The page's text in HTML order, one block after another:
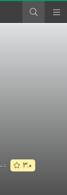
۳.۰